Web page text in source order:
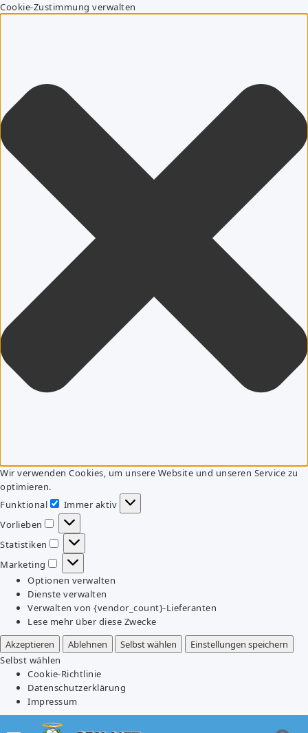
Cookie-Zustimmung verwalten
Wir verwenden Cookies, um unsere Website und unseren Service zu
optimieren.
Funktional
Funktional
Immer aktiv
Vorlieben
Vorlieben
Statistiken
Statistiken
Marketing
Marketing
Optionen verwalten
Dienste verwalten
Verwalten von {vendor_count}-Lieferanten
Lese mehr über diese Zwecke
Akzeptieren
Ablehnen Selbst wählen
Einstellungen speichern
Selbst wählen
Cookie-Richtlinie
Datenschutzerklärung
Impressum